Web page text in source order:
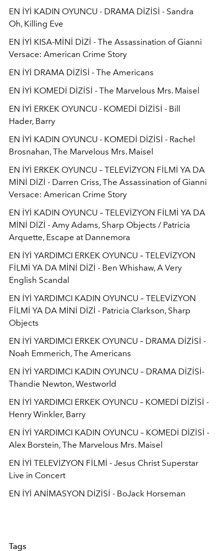
EN İYİ KADIN OYUNCU - DRAMA DİZİSİ - Sandra
Oh, Killing Eve
EN İYİ KISA-MİNİ DİZİ - The Assassination of Gianni
Versace: American Crime Story
EN İYİ DRAMA DİZİSİ - The Americans
EN İYİ KOMEDİ DİZİSİ - The Marvelous Mrs. Maisel
EN İYİ ERKEK OYUNCU - KOMEDİ DİZİSİ - Bill
Hader, Barry
EN İYİ KADIN OYUNCU - KOMEDİ DİZİSİ - Rachel
Brosnahan, The Marvelous Mrs. Maisel
EN İYİ ERKEK OYUNCU – TELEVİZYON FİLMİ YA DA
MİNİ DİZİ - Darren Criss, The Assassination of Gianni
Versace: American Crime Story
EN İYİ KADIN OYUNCU – TELEVİZYON FİLMİ YA DA
MİNİ DİZİ - Amy Adams, Sharp Objects / Patricia
Arquette, Escape at Dannemora
EN İYİ YARDIMCI ERKEK OYUNCU – TELEVİZYON
FİLMİ YA DA MİNİ DİZİ - Ben Whishaw, A Very
English Scandal
EN İYİ YARDIMCI KADIN OYUNCU – TELEVİZYON
FİLMİ YA DA MİNİ DİZİ - Patricia Clarkson, Sharp
Objects
EN İYİ YARDIMCI ERKEK OYUNCU – DRAMA DİZİSİ -
Noah Emmerich, The Americans
EN İYİ YARDIMCI KADIN OYUNCU – DRAMA DİZİSİ-
Thandie Newton, Westworld
EN İYİ YARDIMCI ERKEK OYUNCU – KOMEDİ DİZİSİ -
Henry Winkler, Barry
EN İYİ YARDIMCI KADIN OYUNCU – KOMEDİ DİZİSİ -
Alex Borstein, The Marvelous Mrs. Maisel
EN İYİ TELEVİZYON FİLMİ - Jesus Christ Superstar
Live in Concert
EN İYİ ANİMASYON DİZİSİ - BoJack Horseman
Tags